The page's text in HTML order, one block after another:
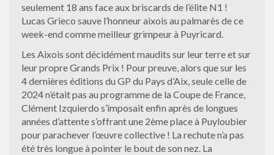
seulement 18 ans face aux briscards de l’élite N1 !
Lucas Grieco sauve l’honneur aixois au palmarès de ce
week-end comme meilleur grimpeur à Puyricard.
Les Aixois sont décidément maudits sur leur terre et sur
leur propre Grands Prix ! Pour preuve, alors que sur les
4 dernières éditions du GP du Pays d’Aix, seule celle de
2024 n’était pas au programme de la Coupe de France,
Clément Izquierdo s’imposait enfin après de longues
années d’attente s’offrant une 2ème place à Puyloubier
pour parachever l’œuvre collective ! La rechute n’a pas
été très longue à pointer le bout de son nez. La